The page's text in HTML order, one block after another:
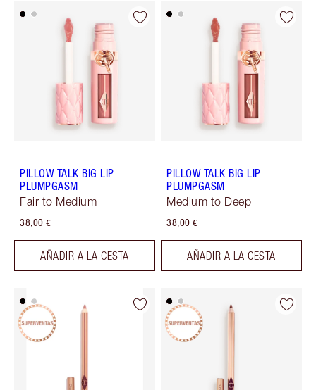
PILLOW TALK BIG LIP
PLUMPGASM
Fair to Medium
38,00 €
AÑADIR A LA CESTA
PILLOW TALK BIG LIP
PLUMPGASM
Medium to Deep
38,00 €
AÑADIR A LA CESTA